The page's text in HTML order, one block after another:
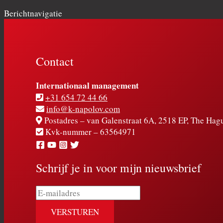
Berichtnavigatie
Contact
Internationaal management
+31 654 72 44 66
info@k-napolov.com
Postadres – van Galenstraat 6A, 2518 EP, The
Kvk-nummer – 63564971
Schrijf je in voor mijn nieuwsbrief
E-
mailadres